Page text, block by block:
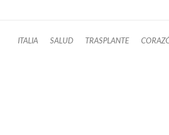
ITALIA SALUD TRASPLANTE